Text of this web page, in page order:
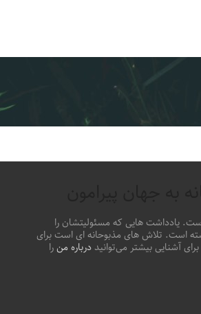
یادداشت هایی که مسئولیتشان را
است. تلاش های مذبوحانه ای است برای
آشنایی بیشتر می‌توانیددرباره منرا